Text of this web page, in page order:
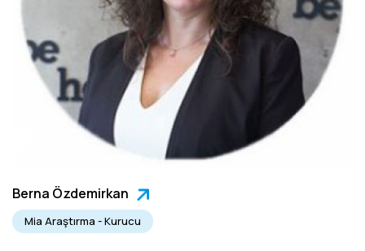
Berna Özdemirkan
Mia Araştırma - Kurucu